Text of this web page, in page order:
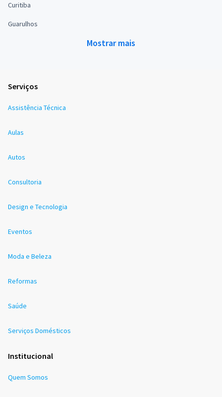
Curitiba
Guarulhos
Mostrar mais
Serviços
Assistência Técnica
Aulas
Autos
Consultoria
Design e Tecnologia
Eventos
Moda e Beleza
Reformas
Saúde
Serviços Domésticos
Institucional
Quem Somos